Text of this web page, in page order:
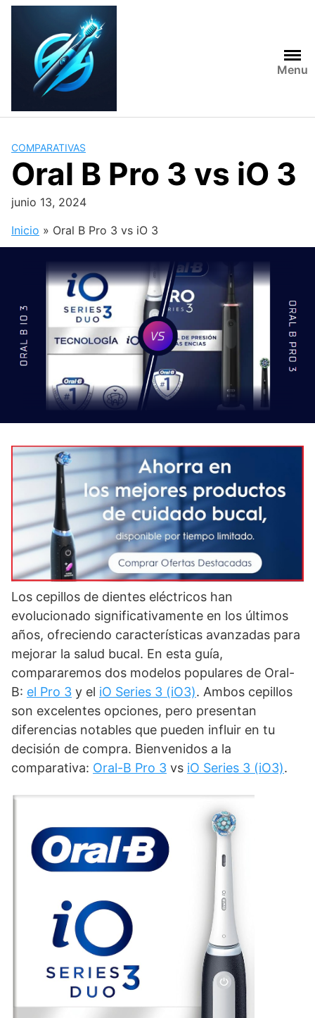
Skip
content
Menu
COMPARATIVAS
Oral B Pro 3 vs iO 3
junio 13, 2024
Inicio » Oral B Pro 3 vs iO 3
Los cepillos de dientes eléctricos han
evolucionado significativamente en los últimos
años, ofreciendo características avanzadas para
mejorar la salud bucal. En esta guía,
compararemos dos modelos populares de Oral-
B: el Pro 3 y el iO Series 3 (iO3). Ambos cepillos
son excelentes opciones, pero presentan
diferencias notables que pueden influir en tu
decisión de compra. Bienvenidos a la
comparativa: Oral-B Pro 3 vs iO Series 3 (iO3).